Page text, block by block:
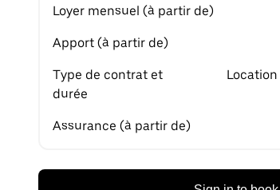
Loyer mensuel (à partir de)
Apport (à partir de)
Type de contrat et
durée
Assurance (à partir de)